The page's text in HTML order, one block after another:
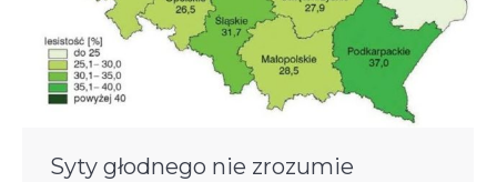
Syty głodnego nie zrozumie